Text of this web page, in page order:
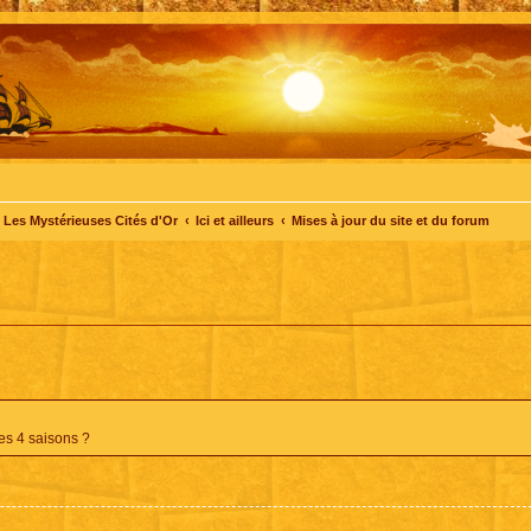
Les Mystérieuses Cités d'Or Ici et ailleurs Mises à jour du site et du forum
4 saisons ?